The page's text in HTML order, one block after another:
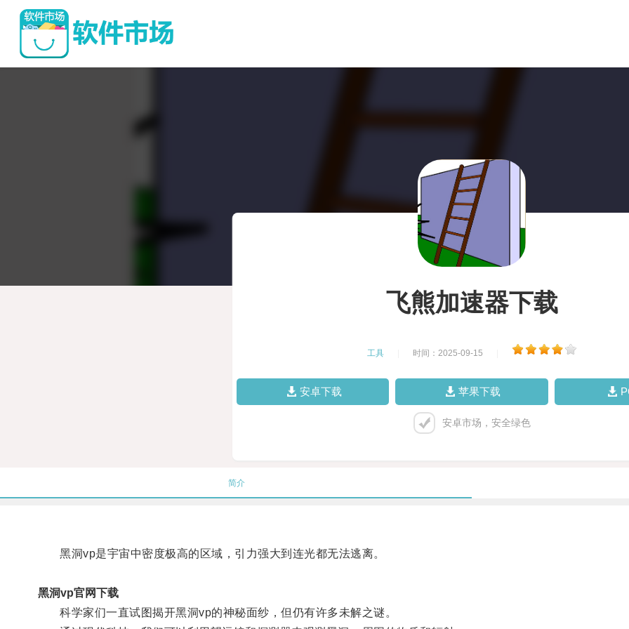
飞熊加速器下载
工具 时间：2025-09-15
安卓下载 苹果下载
安卓市场，安全绿色
简介
黑洞vp是宇宙中密度极高的区域，引力强大到连光都无法逃离。
黑洞vp官网下载
科学家们一直试图揭开黑洞vp的神秘面纱，但仍有许多未解之谜。